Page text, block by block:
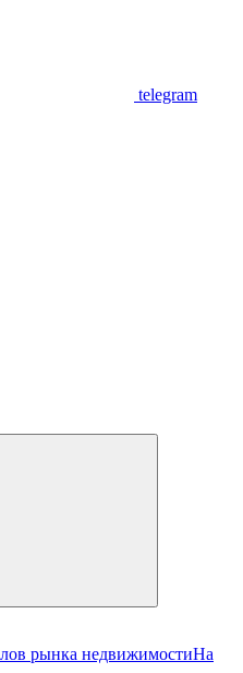
telegram
рынка недвижимостиНа